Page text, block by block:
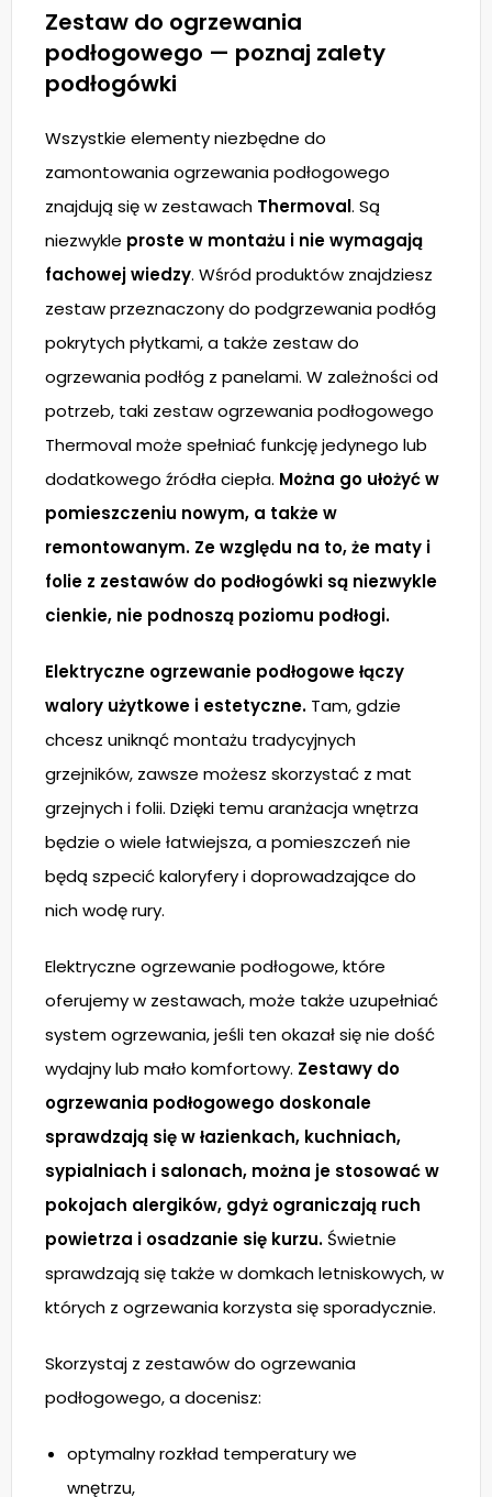
Zestaw do ogrzewania
podłogowego — poznaj zalety
podłogówki
Wszystkie elementy niezbędne do
zamontowania ogrzewania podłogowego
znajdują się w zestawach Thermoval. Są
niezwykle proste w montażu i nie wymagają
fachowej wiedzy. Wśród produktów znajdziesz
zestaw przeznaczony do podgrzewania podłóg
pokrytych płytkami, a także zestaw do
ogrzewania podłóg z panelami. W zależności od
potrzeb, taki zestaw ogrzewania podłogowego
Thermoval może spełniać funkcję jedynego lub
dodatkowego źródła ciepła. Można go ułożyć w
pomieszczeniu nowym, a także w
remontowanym. Ze względu na to, że maty i
folie z zestawów do podłogówki są niezwykle
cienkie, nie podnoszą poziomu podłogi.
Elektryczne ogrzewanie podłogowe łączy
walory użytkowe i estetyczne. Tam, gdzie
chcesz uniknąć montażu tradycyjnych
grzejników, zawsze możesz skorzystać z mat
grzejnych i folii. Dzięki temu aranżacja wnętrza
będzie o wiele łatwiejsza, a pomieszczeń nie
będą szpecić kaloryfery i doprowadzające do
nich wodę rury.
Elektryczne ogrzewanie podłogowe, które
oferujemy w zestawach, może także uzupełniać
system ogrzewania, jeśli ten okazał się nie dość
wydajny lub mało komfortowy. Zestawy do
ogrzewania podłogowego doskonale
sprawdzają się w łazienkach, kuchniach,
sypialniach i salonach, można je stosować w
pokojach alergików, gdyż ograniczają ruch
powietrza i osadzanie się kurzu. Świetnie
sprawdzają się także w domkach letniskowych, w
których z ogrzewania korzysta się sporadycznie.
Skorzystaj z zestawów do ogrzewania
podłogowego, a docenisz:
optymalny rozkład temperatury we
wnętrzu,